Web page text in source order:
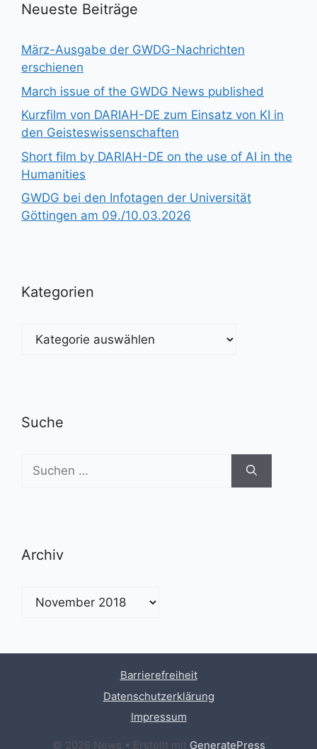
Neueste Beiträge
März-Ausgabe der GWDG-Nachrichten
erschienen
March issue of the GWDG News published
Kurzfilm von DARIAH-DE zum Einsatz von KI in
den Geisteswissenschaften
Short film by DARIAH-DE on the use of AI in the
Humanities
GWDG bei den Infotagen der Universität
Göttingen am 09./10.03.2026
Kategorien
Kategorien
Suche
Suchen
nach:
Archiv
Archiv
Barrierefreiheit
Datenschutzerklärung
Impressum
© 2026 News • Erstellt mit GeneratePress